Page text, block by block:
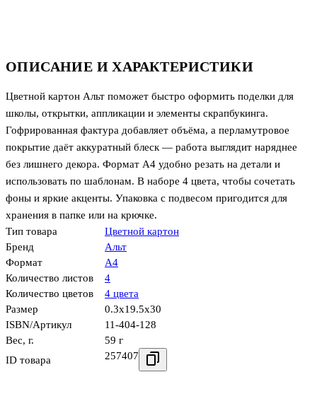
ОПИСАНИЕ И ХАРАКТЕРИСТИКИ
Цветной картон Альт поможет быстро оформить поделки для
школы, открытки, аппликации и элементы скрапбукинга.
Гофрированная фактура добавляет объёма, а перламутровое
покрытие даёт аккуратный блеск — работа выглядит наряднее
без лишнего декора. Формат А4 удобно резать на детали и
использовать по шаблонам. В наборе 4 цвета, чтобы сочетать
фоны и яркие акценты. Упаковка с подвесом пригодится для
хранения в папке или на крючке.
Тип товара
Цветной картон
Бренд
Альт
Формат
А4
Количество листов
4
Количество цветов
4 цвета
Размер
0.3x19.5x30
ISBN/Артикул
11-404-128
Вес, г.
59 г
ID товара
257407